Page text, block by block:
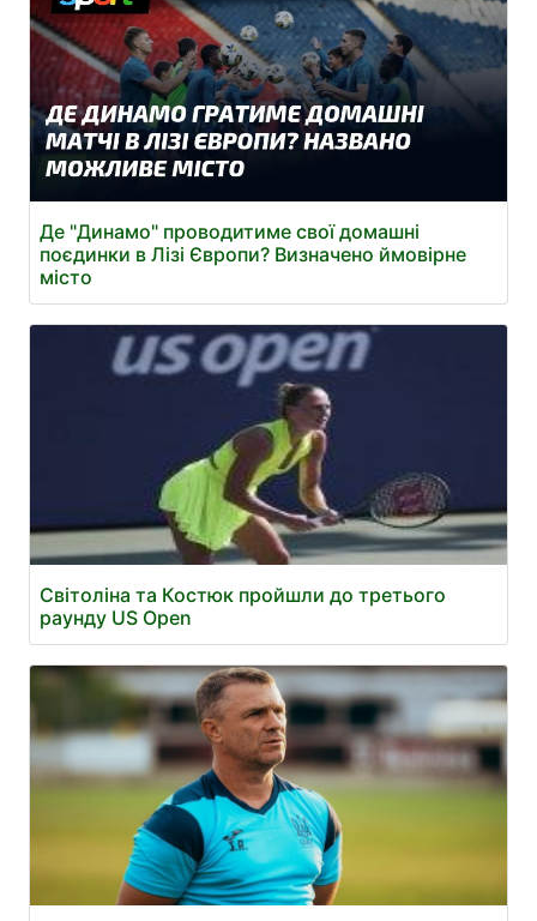
Де "Динамо" проводитиме свої домашні
поєдинки в Лізі Європи? Визначено ймовірне
місто
Світоліна та Костюк пройшли до третього
раунду US Open